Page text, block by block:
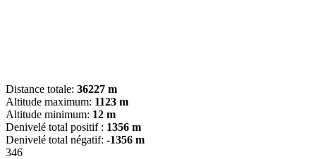
Distance totale: 36227 m
Altitude maximum: 1123 m
Altitude minimum: 12 m
Denivelé total positif : 1356 m
Denivelé total négatif: -1356 m
346